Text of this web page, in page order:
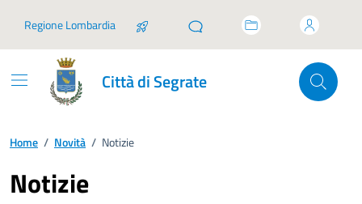
Regione Lombardia
Città di Segrate
Home / Novità / Notizie
Notizie